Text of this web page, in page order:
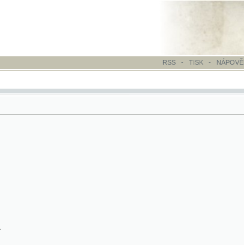
RSS - TISK-NÁPOVĚDA - ODKAZY -